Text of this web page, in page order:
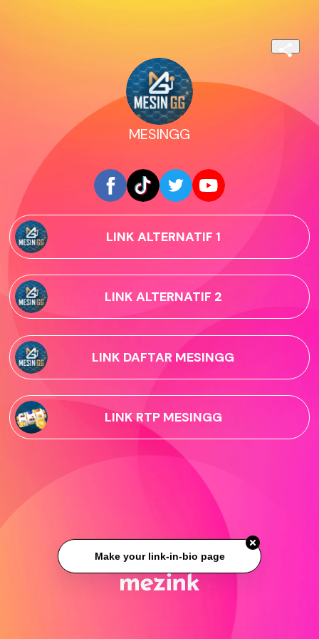
MESINGG
LINK ALTERNATIF 1
LINK ALTERNATIF 2
LINK DAFTAR MESINGG
LINK RTP MESINGG
Make your link-in-bio page